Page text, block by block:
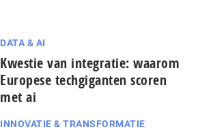
DATA & AI
Kwestie van integratie: waarom
Europese techgiganten scoren
met ai
INNOVATIE & TRANSFORMATIE